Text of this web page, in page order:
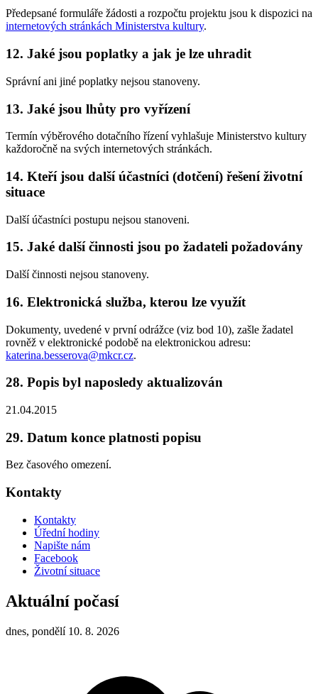
Předepsané formuláře žádosti a rozpočtu projektu jsou k dispozici na
internetových stránkách Ministerstva kultury.
12. Jaké jsou poplatky a jak je lze uhradit
Správní ani jiné poplatky nejsou stanoveny.
13. Jaké jsou lhůty pro vyřízení
Termín výběrového dotačního řízení vyhlašuje Ministerstvo kultury
každoročně na svých internetových stránkách.
14. Kteří jsou další účastníci (dotčení) řešení životní
situace
Další účastníci postupu nejsou stanoveni.
15. Jaké další činnosti jsou po žadateli požadovány
Další činnosti nejsou stanoveny.
16. Elektronická služba, kterou lze využít
Dokumenty, uvedené v první odrážce (viz bod 10), zašle žadatel
rovněž v elektronické podobě na elektronickou adresu:
katerina.besserova@mkcr.cz.
28. Popis byl naposledy aktualizován
21.04.2015
29. Datum konce platnosti popisu
Bez časového omezení.
Kontakty
Kontakty
Úřední hodiny
Napište nám
Facebook
Životní situace
Aktuální počasí
dnes, pondělí 10. 8. 2026